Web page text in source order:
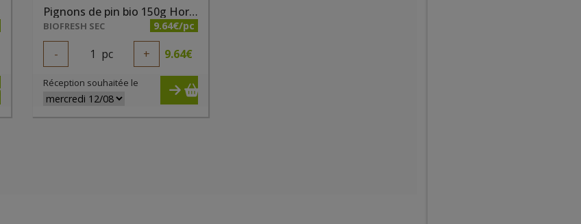
Pignons de pin bio 150g Horizon
BIOFRESH SEC 9.64€/pc
- 1 pc + 9.64€
Réception souhaitée le